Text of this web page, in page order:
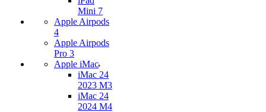
Mini 7
Apple Airpods
4
Apple Airpods
Pro 3
Apple iMac
iMac 24
2023 M3
iMac 24
2024 M4